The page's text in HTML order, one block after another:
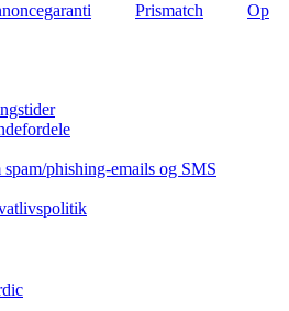
Prismatch
Op
phishing-emails og SMS